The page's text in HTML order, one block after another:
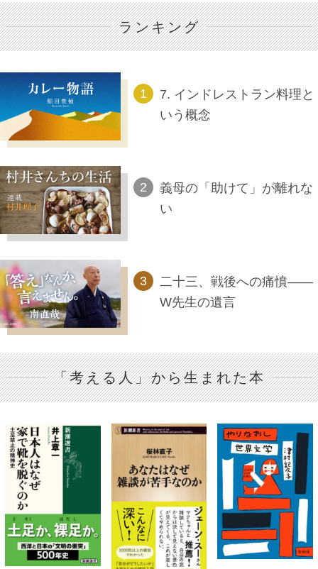
ランキング
7. インドレストラン料理と
いう概念
義母の「助けて」が離れな
い
二十三、戦後への痛憤――
W先生の遺言
「考える人」から生まれた本